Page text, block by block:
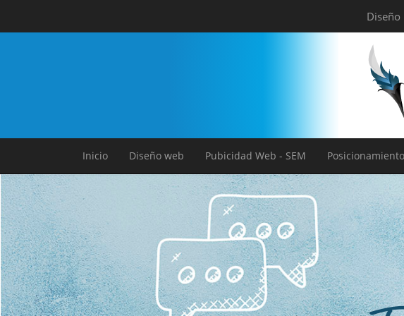
Inicio Diseño web Pubicidad Web - SEM